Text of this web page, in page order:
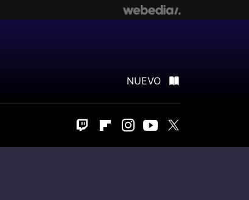
NUEVO
Twitch FlipboardInstagram
Youtube